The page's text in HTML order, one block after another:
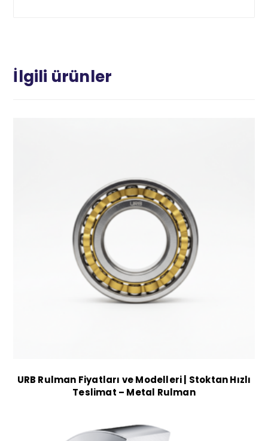
İlgili ürünler
URB Rulman Fiyatları ve Modelleri | Stoktan Hızlı
Teslimat – Metal Rulman